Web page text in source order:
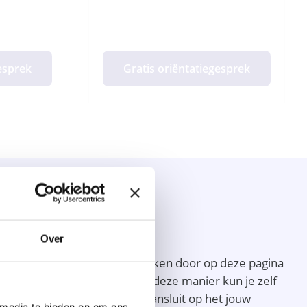
Over
Gratis oriëntatiegesprek
makkelijk mogelijk te maken door op deze pagina
hun specialisaties en op deze manier kun je zelf
je denkt dat hij/zij aansluit op het jouw